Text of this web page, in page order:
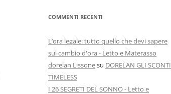
COMMENTI RECENTI
L’ora legale: tutto quello che devi sapere
sul cambio d'ora - Letto e Materasso
dorelan Lissonesu DORELAN GLI SCONTI
TIMELESS
I 26 SEGRETI DEL SONNO - Letto e